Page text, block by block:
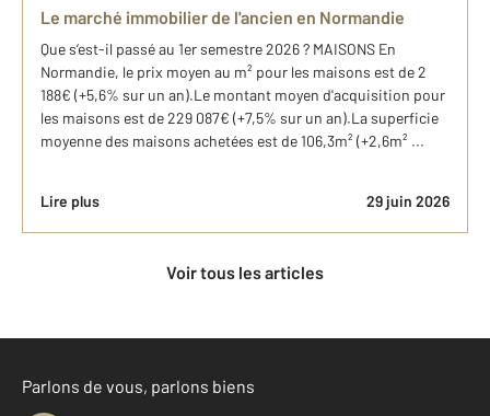
Le marché immobilier de l'ancien en Normandie
Que s’est-il passé au 1er semestre 2026 ? MAISONS En
Normandie, le prix moyen au m² pour les maisons est de 2
188€ (+5,6% sur un an).Le montant moyen d'acquisition pour
les maisons est de 229 087€ (+7,5% sur un an).La superficie
moyenne des maisons achetées est de 106,3m² (+2,6m² ...
Lire plus 29 juin 2026
Voir tous les articles
Parlons de vous, parlons biens